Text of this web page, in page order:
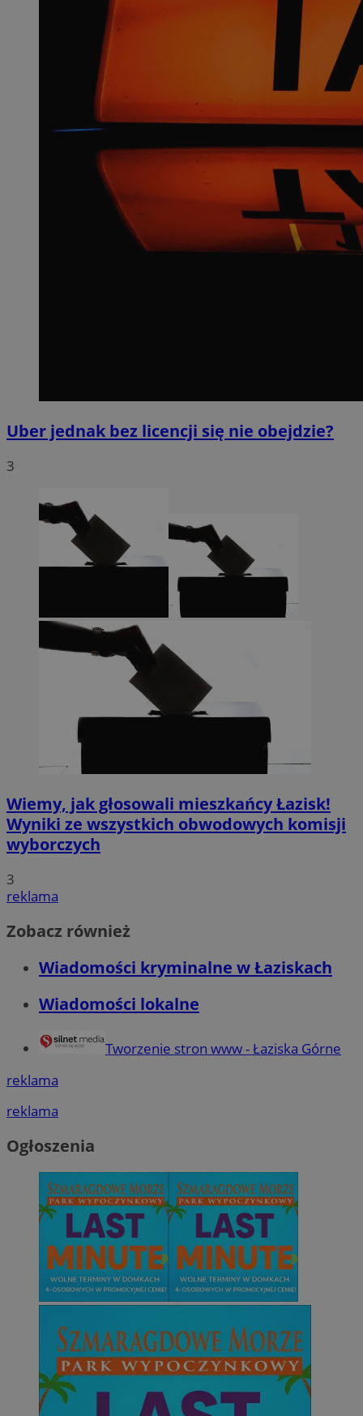
Uber jednak bez licencji się nie obejdzie?
3
Wiemy, jak głosowali mieszkańcy Łazisk!
Wyniki ze wszystkich obwodowych komisji
wyborczych
3
reklama
Zobacz również
Wiadomości kryminalne w Łaziskach
Wiadomości lokalne
Tworzenie stron www - Łaziska Górne
reklama
reklama
Ogłoszenia